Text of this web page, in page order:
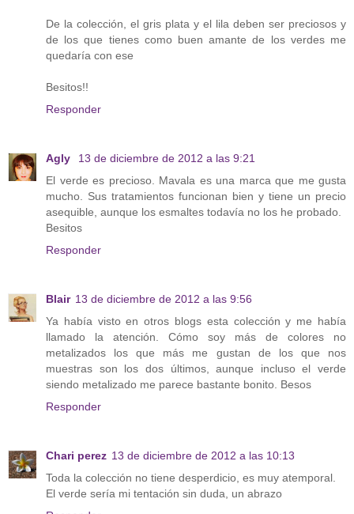
De la colección, el gris plata y el lila deben ser preciosos y
de los que tienes como buen amante de los verdes me
quedaría con ese
Besitos!!
Responder
Agly
13 de diciembre de 2012 a las 9:21
El verde es precioso. Mavala es una marca que me gusta
mucho. Sus tratamientos funcionan bien y tiene un precio
asequible, aunque los esmaltes todavía no los he probado.
Besitos
Responder
Blair 13 de diciembre de 2012 a las 9:56
Ya había visto en otros blogs esta colección y me había
llamado la atención. Cómo soy más de colores no
metalizados los que más me gustan de los que nos
muestras son los dos últimos, aunque incluso el verde
siendo metalizado me parece bastante bonito. Besos
Responder
Chari perez 13 de diciembre de 2012 a las 10:13
Toda la colección no tiene desperdicio, es muy atemporal.
El verde sería mi tentación sin duda, un abrazo